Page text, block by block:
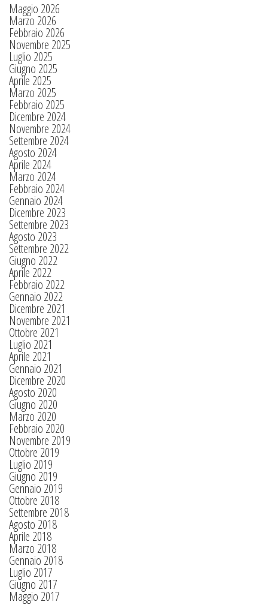
Maggio 2026
Marzo 2026
Febbraio 2026
Novembre 2025
Luglio 2025
Giugno 2025
Aprile 2025
Marzo 2025
Febbraio 2025
Dicembre 2024
Novembre 2024
Settembre 2024
Agosto 2024
Aprile 2024
Marzo 2024
Febbraio 2024
Gennaio 2024
Dicembre 2023
Settembre 2023
Agosto 2023
Settembre 2022
Giugno 2022
Aprile 2022
Febbraio 2022
Gennaio 2022
Dicembre 2021
Novembre 2021
Ottobre 2021
Luglio 2021
Aprile 2021
Gennaio 2021
Dicembre 2020
Agosto 2020
Giugno 2020
Marzo 2020
Febbraio 2020
Novembre 2019
Ottobre 2019
Luglio 2019
Giugno 2019
Gennaio 2019
Ottobre 2018
Settembre 2018
Agosto 2018
Aprile 2018
Marzo 2018
Gennaio 2018
Luglio 2017
Giugno 2017
Maggio 2017